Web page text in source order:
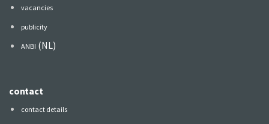
vacancies
publicity
ANBI (NL)
contact
contact details